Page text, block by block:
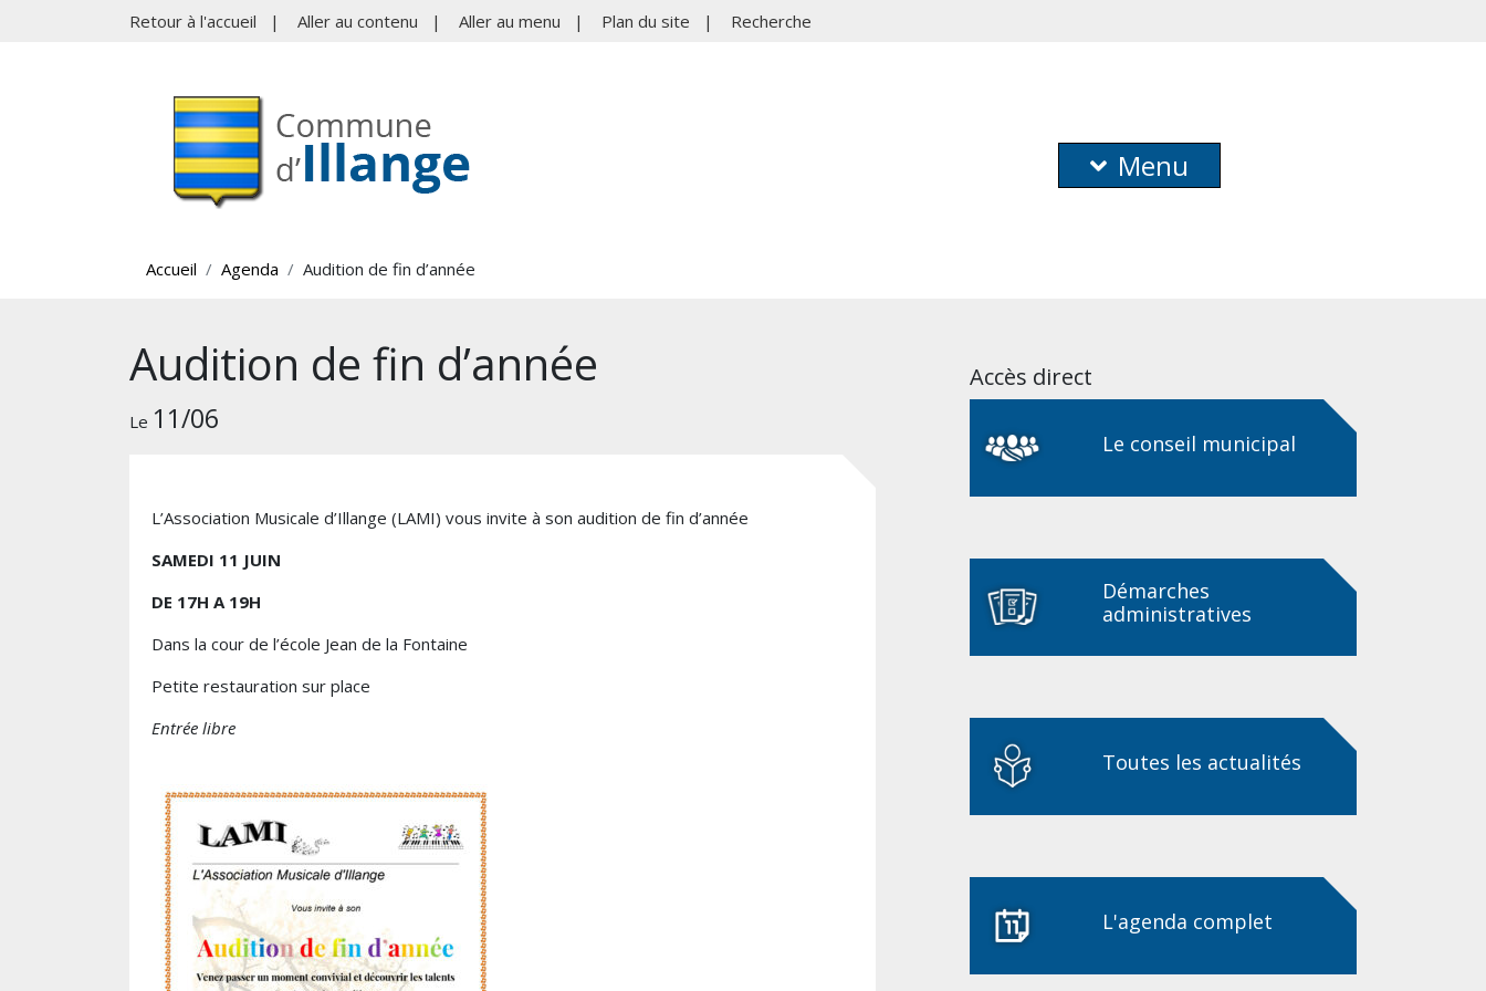
Retour à l'accueil | Aller au contenu | Aller au menu | Plan du site | Recherche
Menu
Accueil Agenda Audition de fin d’année
Audition de fin d’année
Le 11/06
L’Association Musicale d’Illange (LAMI) vous invite à son audition de fin d’année
SAMEDI 11 JUIN
DE 17H A 19H
Dans la cour de l’école Jean de la Fontaine
Petite restauration sur place
Entrée libre
Accès direct
Le conseil municipal
Démarches
administratives
Toutes les actualités
L'agenda complet